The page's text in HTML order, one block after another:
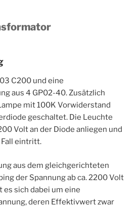
C200 und eine
aus 4 GP02-40. Zusätzlich
mit 100K Vorwiderstand
geschaltet. Die Leuchte
Volt an der Diode anliegen und
Fall eintritt.
aus dem gleichgerichteten
der Spannung ab ca. 2200 Volt
es sich dabei um eine
deren Effektivwert zwar